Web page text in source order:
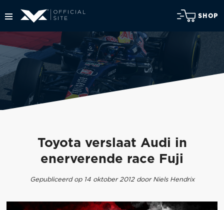
SHOP
Toyota verslaat Audi in
enerverende race Fuji
Gepubliceerd op 14 oktober 2012 door Niels Hendrix